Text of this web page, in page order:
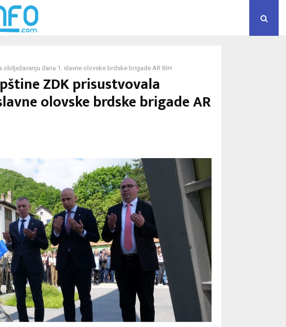
dana 1. slavne olovske brdske brigade AR BiH
ZDK prisustvovala
olovske brdske brigade AR